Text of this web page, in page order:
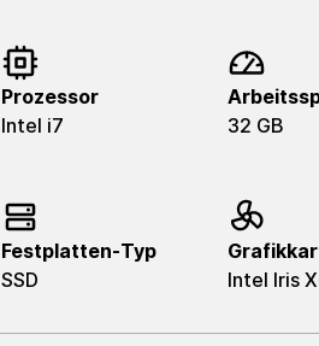
Prozessor
Intel i7
32 GB
Festplatten-Typ
SSD
Intel Iris